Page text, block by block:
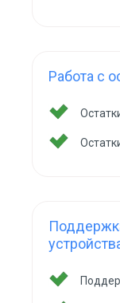
Работа с